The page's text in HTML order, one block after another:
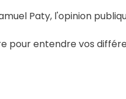
Paty, l'opinion
pour entendre vos